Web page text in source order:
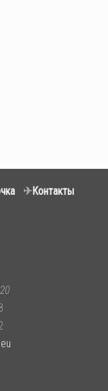
✈Контакты
1003,